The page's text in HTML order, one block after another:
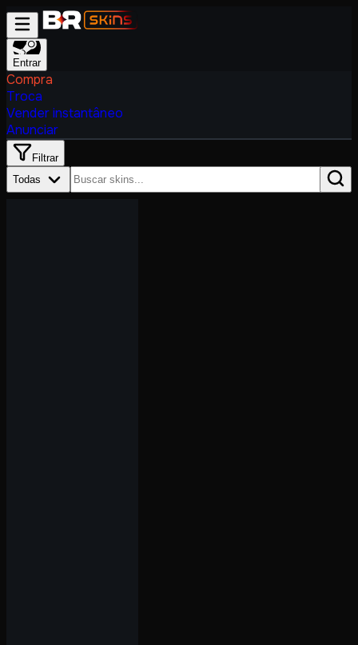
Entrar
Compra
Troca
Vender instantâneo
Anunciar
Filtrar
Todas